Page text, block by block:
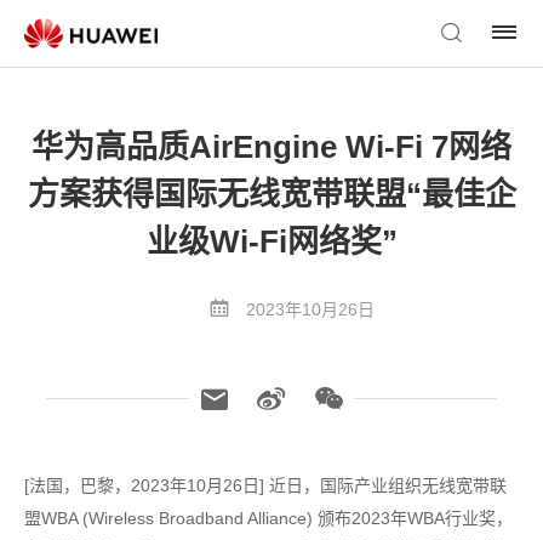
华为高品质AirEngine Wi-Fi 7网络
方案获得国际无线宽带联盟“最佳企
业级Wi-Fi网络奖”
2023年10月26日
[法国，巴黎，2023年10月26日] 近日，国际产业组织无线宽带联
盟WBA (Wireless Broadband Alliance) 颁布2023年WBA行业奖，